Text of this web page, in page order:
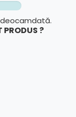
PRODUS ?